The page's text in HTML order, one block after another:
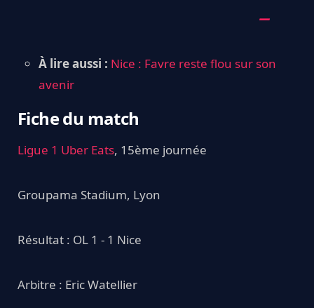
À lire aussi : Nice : Favre reste flou sur son
avenir
Fiche du match
Ligue 1 Uber Eats, 15ème journée
Groupama Stadium, Lyon
Résultat : OL 1 - 1 Nice
Arbitre : Eric Watellier